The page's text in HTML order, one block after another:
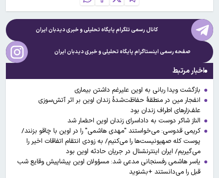
کانال رسمی تلگرام پایگاه تحلیلی و خبریدیدبان ایران
صفحه رسمی اینستاگرام پایگاه تحلیلی و خبریدیدبان ایران
اخبار مرتبط
بازگشت ویدا ربانی به اوین علیرغم داشتن بیماری
انفجار مین در منطقۀ حفاظت‌شدۀ زندان اوین بر اثر آتش‌سوزی
علف‌زارهای اطراف زندان بود
الناز شاکر دوست به داداسرای زندان اوین احضار شد
کریمی قدوسی: می‌خواستند "مهدی هاشمی" را در اوین با چاقو بزنند/
پوست کله صهیونیست‌ها را می‌کنیم/ به زودی انتقام اتفاقات اخیر را
می‌گیریم/ ایران اینترنشنال در جریان حادثه اوین بود
یاسر هاشمی رفسنجانی مدعی شد: مسؤولان اوین پیشاپیش وقایع شب
قبل را می‌دانستند +بشنوید